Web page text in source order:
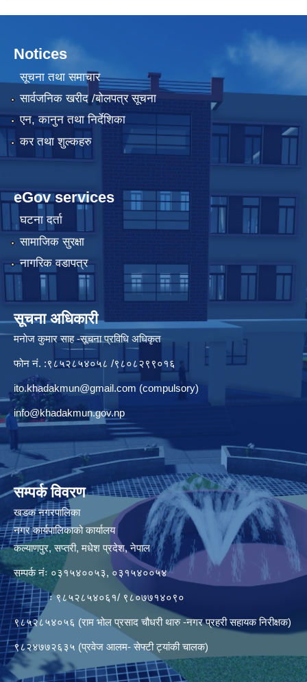
Notices
सूचना तथा समाचार
सार्वजनिक खरीद /बोलपत्र सूचना
एन, कानुन तथा निर्देशिका
कर तथा शुल्कहरु
eGov services
घटना दर्ता
सामाजिक सुरक्षा
नागरिक वडापत्र
सूचना अधिकारी
मनाेज कुमार साह -सूचना प्रविधि अधिकृत
फोन नं. :९८५२८५४०५८ /९८०८२९९०१६
ito.khadakmun@gmail.com (compulsory)
info@khadakmun.gov.np
सम्पर्क विवरण
खडक नगरपालिका
नगर कार्यपालिकाको कार्यालय
कल्याणपुर, सप्तरी, मधेश प्रदेश, नेपाल
सम्पर्क नंः ०३१५४००५३, ०३१५४००५४
ः ९८५२८५४०६१/ ९८०७७१४०९०
९८५२८५४०५६ (राम भोल प्रसाद चौधरी थारु -नगर प्रहरी सहायक निरीक्षक)
९८२४७७२६३५ (प्रवेज आलम- सेफ्टी ट्यांकी चालक)